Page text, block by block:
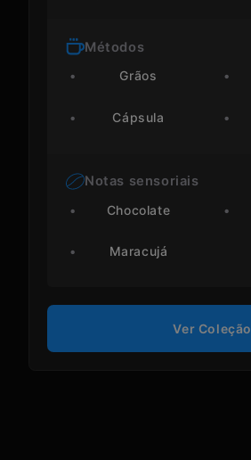
Métodos
Grãos
Cápsula
Notas sensoriais
Chocolate
Maracujá
Ver Coleção